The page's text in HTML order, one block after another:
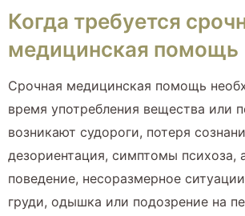
Когда требуется
медицинская помощь
Срочная медицинская помощь
время употребления вещества или
возникают судороги, потеря
дезориентация, симптомы психоза,
поведение, несоразмерное
груди, одышка или подозрение на